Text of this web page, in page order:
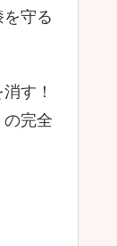
守る
す！
完全